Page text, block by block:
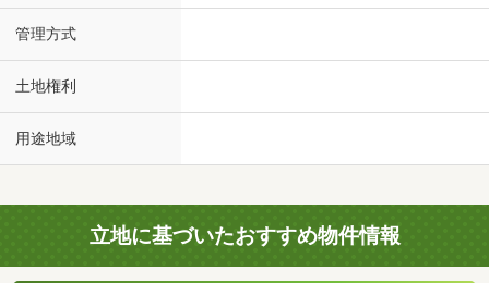
管理方式
土地権利
用途地域
立地に基づいたおすすめ物件情報